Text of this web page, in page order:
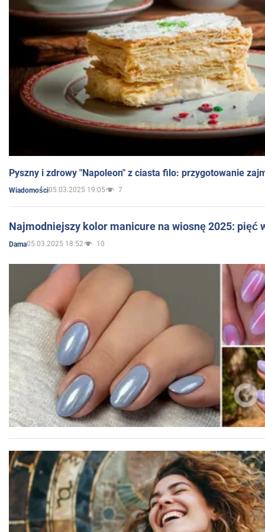
Pyszny i zdrowy "Napoleon" z ciasta filo: przygotowanie
Wiadomości05.03.2025 19:05 7
Najmodniejszy kolor manicure na wiosnę 2025: pięć
Dama05.03.2025 18:52 10